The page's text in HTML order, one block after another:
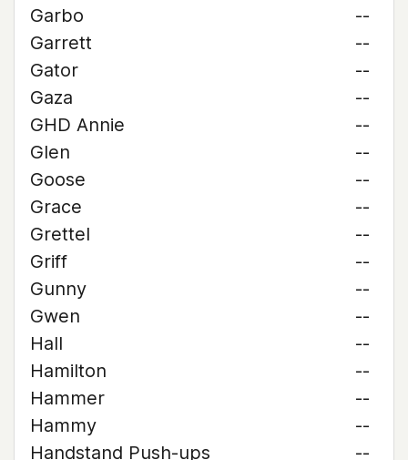
Garbo
--
Garrett
--
Gator
--
Gaza
--
GHD Annie
--
Glen
--
Goose
--
Grace
--
Grettel
--
Griff
--
Gunny
--
Gwen
--
Hall
--
Hamilton
--
Hammer
--
Hammy
--
Handstand Push-ups
--